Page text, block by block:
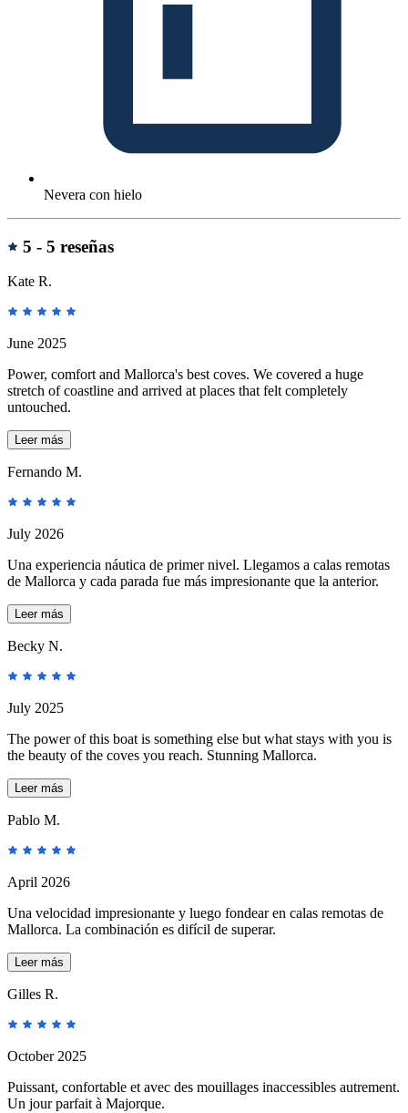
Nevera con hielo
Reseñas
5 - 5 reseñas
Kate R.
June 2025
Power, comfort and Mallorca's best coves. We covered a huge
stretch of coastline and arrived at places that felt completely
untouched.
Leer más
Fernando M.
July 2026
Una experiencia náutica de primer nivel. Llegamos a calas remotas
de Mallorca y cada parada fue más impresionante que la anterior.
Leer más
Becky N.
July 2025
The power of this boat is something else but what stays with you is
the beauty of the coves you reach. Stunning Mallorca.
Leer más
Pablo M.
April 2026
Una velocidad impresionante y luego fondear en calas remotas de
Mallorca. La combinación es difícil de superar.
Leer más
Gilles R.
October 2025
Puissant, confortable et avec des mouillages inaccessibles autrement.
Un jour parfait à Majorque.